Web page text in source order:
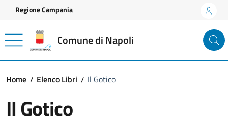
Vai ai contenuti
Vai al footer
Regione Campania
Comune di Napoli
Home Elenco Libri Il Gotico
Il Gotico